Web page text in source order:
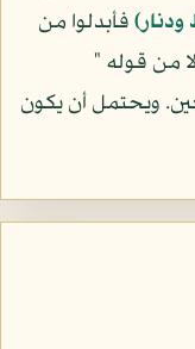
فأبدلوا من
من قوله "
ويحتمل أن يكون